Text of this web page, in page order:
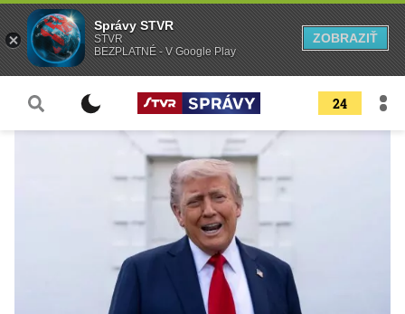
24
Správy STVR
STVR
BEZPLATNÉ - V Google Play
ZOBRAZIŤ